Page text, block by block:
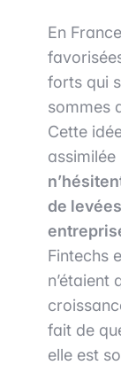
En
forts qui
sommes
Cette
assimilée
de
Fintechs
n’étaient
fait de
elle est